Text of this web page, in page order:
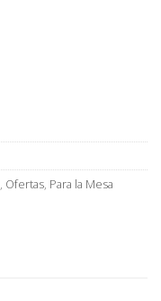
, Ofertas, Para la Mesa